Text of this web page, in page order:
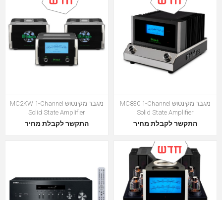
מגבר מקינטוש MC830 1-Channel
Solid State Amplifier
התקשר לקבלת מחיר
מגבר מקינטוש MC2KW 1-Channel
Solid State Amplifier
התקשר לקבלת מחיר